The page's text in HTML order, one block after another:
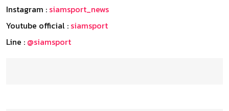
Instagram : siamsport_news
Youtube official : siamsport
Line : @siamsport